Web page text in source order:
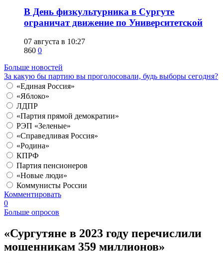
​В День физкультурника в Сургуте
ограничат движение по Университетской
07 августа в 10:27
860 0
Больше новостей
За какую бы партию вы проголосовали, будь выборы сегодня?
«Единая Россия»
«Яблоко»
ЛДПР
«Партия прямой демократии»
РЭП «Зеленые»
«Справедливая Россия»
«Родина»
КПРФ
Партия пенсионеров
«Новые люди»
Коммунисты России
Комментировать
0
Больше опросов
«Сургутяне в 2023 году перечислили
мошенникам 359 миллионов»